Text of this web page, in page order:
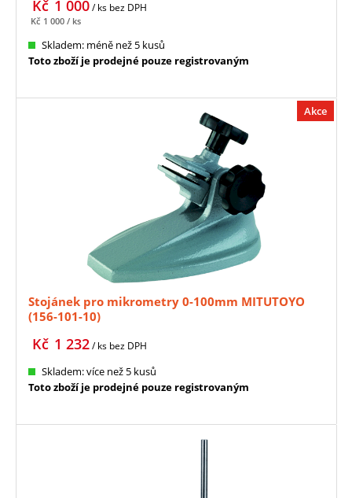
1 000
Kč / ks bez DPH
1 000
Kč / ks
Skladem: méně než 5 kusů
Toto zboží je prodejné pouze registrovaným
Akce
Stojánek pro mikrometry 0-100mm MITUTOYO
(156-101-10)
1 232
Kč / ks bez DPH
Skladem: více než 5 kusů
Toto zboží je prodejné pouze registrovaným